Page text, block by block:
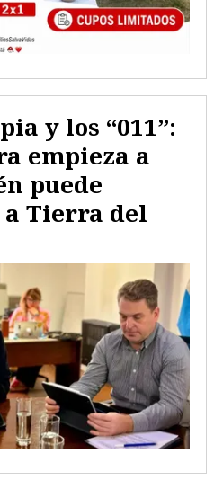
y los “011”:
empieza a
puede
Tierra del